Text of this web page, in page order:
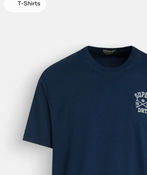
T-Shirts